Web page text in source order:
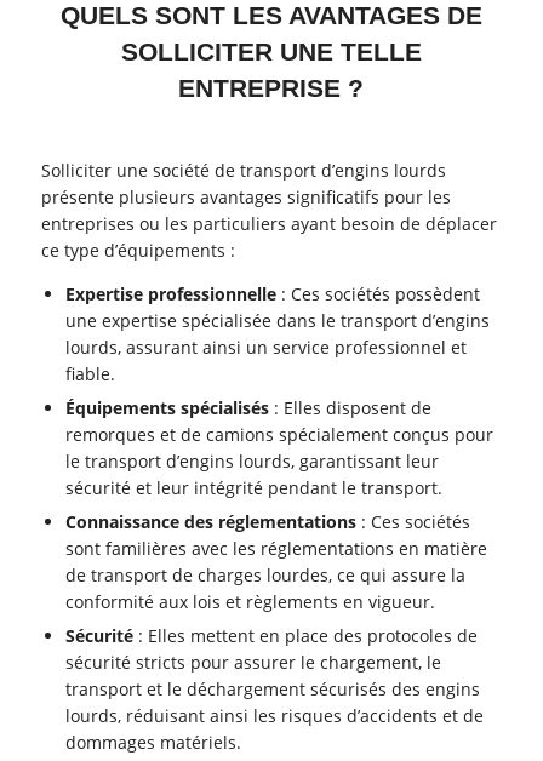
QUELS SONT LES AVANTAGES DE
SOLLICITER UNE TELLE
ENTREPRISE ?
Solliciter une société de transport d’engins lourds
présente plusieurs avantages significatifs pour les
entreprises ou les particuliers ayant besoin de déplacer
ce type d’équipements :
Expertise professionnelle : Ces sociétés possèdent
une expertise spécialisée dans le transport d’engins
lourds, assurant ainsi un service professionnel et
fiable.
Équipements spécialisés : Elles disposent de
remorques et de camions spécialement conçus pour
le transport d’engins lourds, garantissant leur
sécurité et leur intégrité pendant le transport.
Connaissance des réglementations : Ces sociétés
sont familières avec les réglementations en matière
de transport de charges lourdes, ce qui assure la
conformité aux lois et règlements en vigueur.
Sécurité : Elles mettent en place des protocoles de
sécurité stricts pour assurer le chargement, le
transport et le déchargement sécurisés des engins
lourds, réduisant ainsi les risques d’accidents et de
dommages matériels.